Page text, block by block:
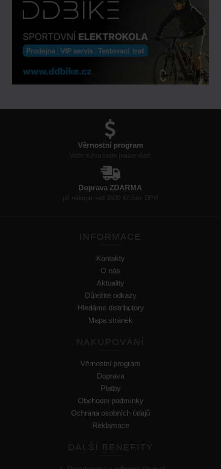
Věrnostní program
Vaše sleva bude pouze růst!
Doprava ZDARMA
při nákupu nad 1600 Kč bez DPH
INFORMACE
Kontakty
O nás
Aktuality
Důležité odkazy
Hledáme distributory
Mapa stránek
NAKUPOVÁNÍ
Věrnostní program
Doprava
Platby
Obchodní podmínky
Ochrana osobních údajů
Reklamace
DALŠÍ BENEFITY